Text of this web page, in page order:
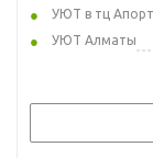
УЮТ в тц Апорт
УЮТ Алматы